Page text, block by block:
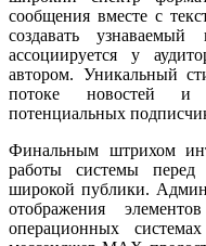
сообщения вместе с
создавать
ассоциируется у
автором. Уникальный
потоке новостей и
потенциальных
Финальным штрихом
работы системы
широкой публики.
отображения
операционных